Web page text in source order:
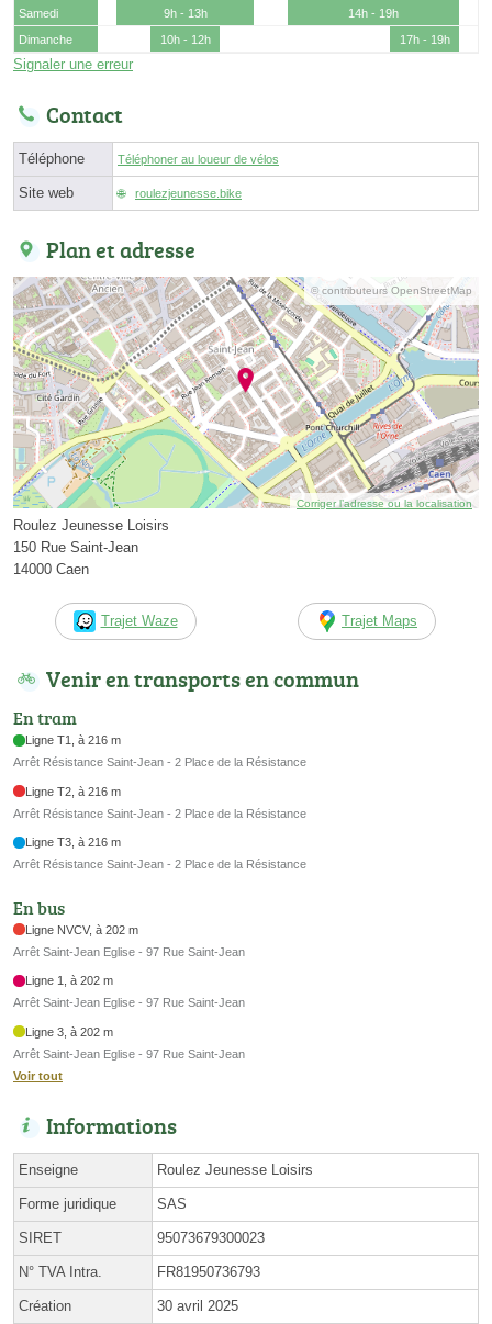
Samedi
9h - 13h
14h - 19h
Dimanche
10h - 12h 17h - 19h
Signaler une erreur
Contact
Téléphone Téléphoner au loueur de vélos
Site web roulezjeunesse.bike
Plan et adresse
© contributeurs OpenStreetMap
Corriger l’adresse ou la localisation
Roulez Jeunesse Loisirs
150 Rue Saint-Jean
14000 Caen
Trajet Waze Trajet Maps
Venir en transports en commun
En tram
Ligne T1, à 216 m
Arrêt Résistance Saint-Jean - 2 Place de la Résistance
Ligne T2, à 216 m
Arrêt Résistance Saint-Jean - 2 Place de la Résistance
Ligne T3, à 216 m
Arrêt Résistance Saint-Jean - 2 Place de la Résistance
En bus
Ligne NVCV, à 202 m
Arrêt Saint-Jean Eglise - 97 Rue Saint-Jean
Ligne 1, à 202 m
Arrêt Saint-Jean Eglise - 97 Rue Saint-Jean
Ligne 3, à 202 m
Arrêt Saint-Jean Eglise - 97 Rue Saint-Jean
Voir tout
Informations
Enseigne Roulez Jeunesse Loisirs
Forme juridique SAS
SIRET 95073679300023
N° TVA Intra. FR81950736793
Création 30 avril 2025